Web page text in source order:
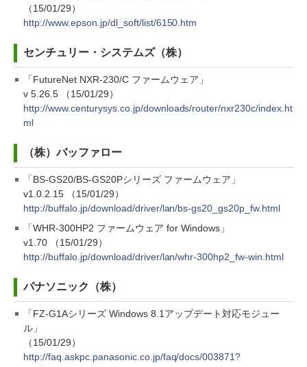
（15/01/29）
http://www.epson.jp/dl_soft/list/6150.htm
センチュリー・システムズ（株）
「FutureNet NXR-230/C ファームウェア」
v 5.26.5 （15/01/29）
http://www.centurysys.co.jp/downloads/router/nxr230c/index.ht
ml
（株）バッファロー
「BS-GS20/BS-GS20Pシリーズ ファームウェア」
v1.0.2.15 （15/01/29）
http://buffalo.jp/download/driver/lan/bs-gs20_gs20p_fw.html
「WHR-300HP2 ファームウェア for Windows」
v1.70 （15/01/29）
http://buffalo.jp/download/driver/lan/whr-300hp2_fw-win.html
パナソニック（株）
「FZ-G1Aシリーズ Windows 8.1アップデート対応モジュー
ル」
（15/01/29）
http://faq.askpc.panasonic.co.jp/faq/docs/003871?